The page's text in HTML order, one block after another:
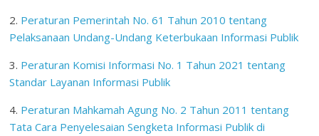
Pembinaan
Bahasa
2. Peraturan Pemerintah No. 61 Tahun 2010 tentang
Pelaksanaan Undang-Undang Keterbukaan Informasi Publik
3. Peraturan Komisi Informasi No. 1 Tahun 2021 tentang
Standar Layanan Informasi Publik
4. Peraturan Mahkamah Agung No. 2 Tahun 2011 tentang
Tata Cara Penyelesaian Sengketa Informasi Publik di